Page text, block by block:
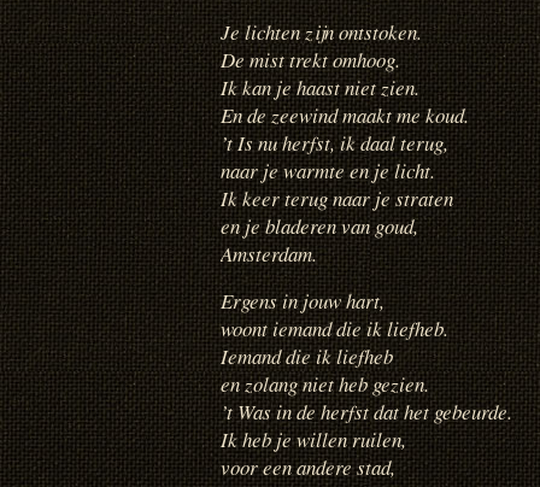
Je lichten zijn ontstoken.
De mist trekt omhoog.
Ik kan je haast niet zien.
En de zeewind maakt me koud.
’t Is nu herfst, ik daal terug,
naar je warmte en je licht.
Ik keer terug naar je straten
en je bladeren van goud,
Amsterdam.
Ergens in jouw hart,
woont iemand die ik liefheb.
Iemand die ik liefheb
en zolang niet heb gezien.
’t Was in de herfst dat het gebeurde.
Ik heb je willen ruilen,
voor een andere stad,